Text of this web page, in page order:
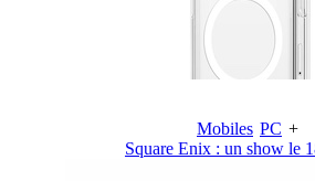
Mobiles PC +
Square Enix : un show le